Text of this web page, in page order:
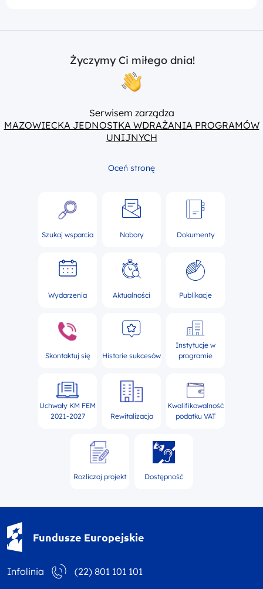
Życzymy Ci miłego dnia!
Serwisem zarządza
MAZOWIECKA JEDNOSTKA WDRAŻANIA PROGRAMÓW
UNIJNYCH
Oceń stronę
Szukaj wsparcia Nabory Dokumenty
Wydarzenia Aktualności Publikacje
Skontaktuj się Historie sukcesów
Instytucje w
programie
Uchwały KM FEM
2021-2027
Rewitalizacja
Kwalifikowalność
podatku VAT
Rozliczaj projekt Dostępność
Fundusze Europejskie
Infolinia (22) 801 101 101